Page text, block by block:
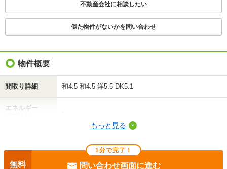
不動産会社に相談したい
不動産会社に相談したい
似た物件がないかを問い合わせ
物件概要
間取り詳細 和4.5 和4.5 洋5.5 DK5.1
エネルギー
目安光熱費
もっと見る
1分で完了！
無料 問い合わせ画面に進む